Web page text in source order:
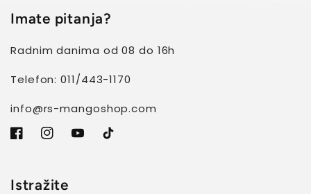
Imate pitanja?
Radnim danima od 08 do 16h
Telefon: 011/443-1170
info@rs-mangoshop.com
FacebookInstagramYouTubeTikTok
Istražite